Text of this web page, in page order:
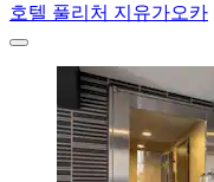
호텔 풀리처 지유가오카